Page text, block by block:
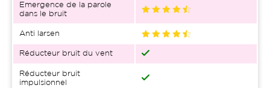
Emergence de la parole
dans le bruit
Anti larsen
Réducteur bruit du vent
Réducteur bruit
impulsionnel